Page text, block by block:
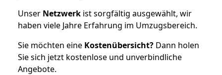
Unser Netzwerk ist sorgfältig ausgewählt, wir
haben viele Jahre Erfahrung im Umzugsbereich.
Sie möchten eine Kostenübersicht? Dann holen
Sie sich jetzt kostenlose und unverbindliche
Angebote.